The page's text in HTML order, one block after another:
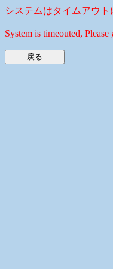
システムはタイムアウ
System is timeouted, Please